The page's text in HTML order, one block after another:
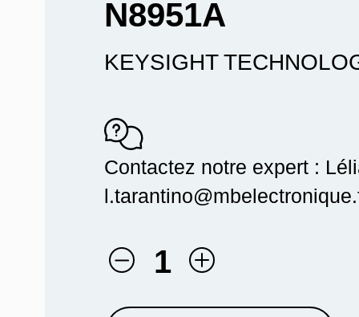
N8951A
KEYSIGHT
Contactez notre expert :
1